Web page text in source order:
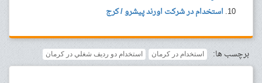
استخدام در شرکت اورند پیشرو / کرج
برچسب ها: استخدام در كرمان استخدام دو رديف شغلي در كرمان